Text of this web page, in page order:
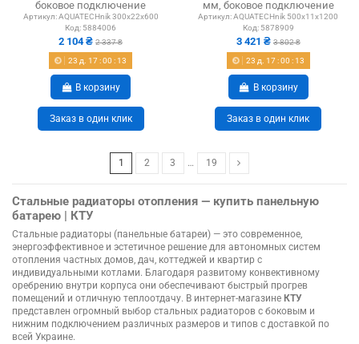
боковое подключение
Артикул: AQUATECHnik 300x22x600
Код: 5884006
2 104 ₴2 337 ₴
23 д. 17:00 : 12
В корзину
Заказ в один клик
мм, боковое подключение
Артикул: AQUATECHnik 500x11x1200
Код: 5878909
3 421 ₴ 3 802 ₴
23 д. 17:00 : 12
В корзину
Заказ в один клик
1 2 3 … 19
Стальные радиаторы отопления — купить панельную
батарею | КТУ
Стальные радиаторы (панельные батареи) — это современное,
энергоэффективное и эстетичное решение для автономных систем
отопления частных домов, дач, коттеджей и квартир с
индивидуальными котлами. Благодаря развитому конвективному
оребрению внутри корпуса они обеспечивают быстрый прогрев
помещений и отличную теплоотдачу. В интернет-магазине КТУ
представлен огромный выбор стальных радиаторов с боковым и
нижним подключением различных размеров и типов с доставкой по
всей Украине.